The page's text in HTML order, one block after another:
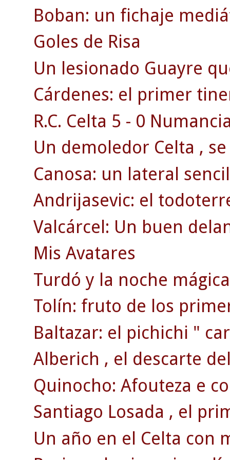
Boban: un fichaje
Goles de Risa
Un lesionado Guayre
Cárdenes: el primer
R.C. Celta 5 - 0
Un demoledor Celta ,
Canosa: un lateral
Andrijasevic: el
Valcárcel: Un buen
Mis Avatares
Turdó y la noche
Tolín: fruto de los
Baltazar: el pichichi "
Alberich , el descarte
Quinocho: Afouteza e
Santiago Losada , el
Un año en el Celta con